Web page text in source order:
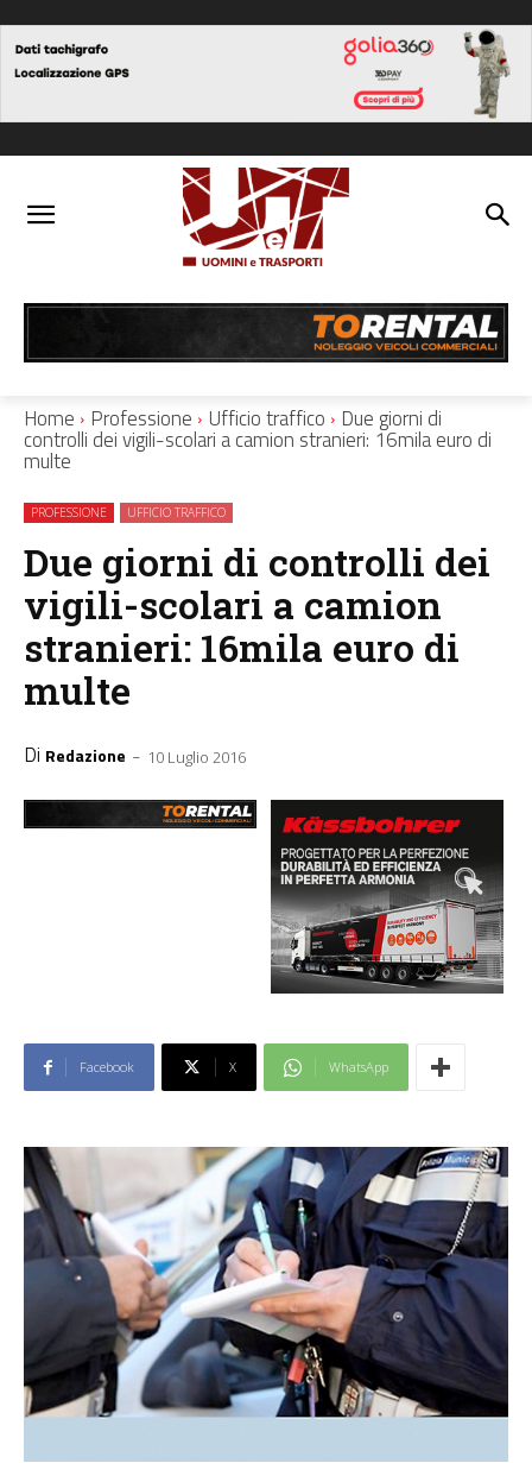
Home Professione Ufficio traffico Due giorni di
controlli dei vigili-scolari a camion stranieri: 16mila euro di
multe
PROFESSIONE UFFICIO TRAFFICO
Due giorni di controlli dei
vigili-scolari a camion
stranieri: 16mila euro di
multe
Di Redazione - 10 Luglio 2016
Facebook X WhatsApp